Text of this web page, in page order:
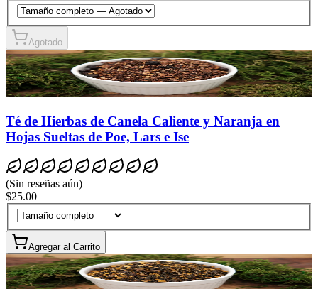
Agotado
Té de Hierbas de Canela Caliente y Naranja en
Hojas Sueltas de Poe, Lars e Ise
(Sin reseñas aún)
$25.00
Agregar al Carrito